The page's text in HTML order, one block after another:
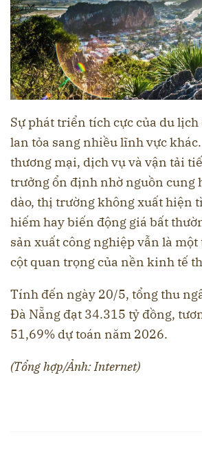
Sự phát triển tích cực của du
lan tỏa sang nhiều lĩnh vực
thương mại, dịch vụ và vận tải
trưởng ổn định nhờ nguồn cung
dào, thị trường không xuất hiện
hiếm hay biến động giá bất
sản xuất công nghiệp vẫn là
cột quan trọng của nền kinh tế
Tính đến ngày 20/5, tổng thu
Đà Nẵng đạt 34.315 tỷ đồng,
51,69% dự toán năm 2026.
(Tổng hợp/Ảnh: Internet)